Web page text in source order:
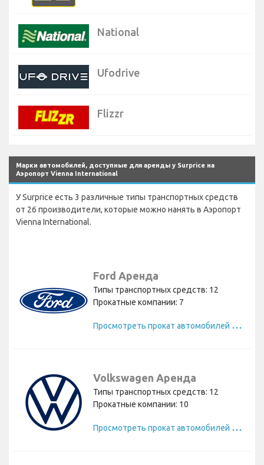
National
Ufodrive
Flizzr
Марки автомобилей, доступные для аренды у Surprice на
Аэропорт Vienna International
У Surprice есть 3 различные типы транспортных средств
от 26 производители, которые можно нанять в Аэропорт
Vienna International.
Ford Аренда
Типы транспортных средств: 12
Прокатные компании: 7
П
росмотреть прокат автомобилей Ford
Volkswagen Аренда
Типы транспортных средств: 12
Прокатные компании: 10
П
росмотреть прокат автомобилей Volkswagen